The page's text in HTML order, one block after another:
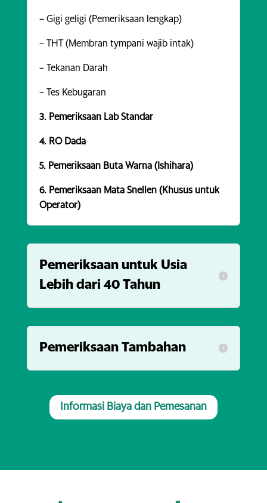
– Gigi geligi (Pemeriksaan lengkap)
– THT (Membran tympani wajib intak)
– Tekanan Darah
– Tes Kebugaran
3. Pemeriksaan Lab Standar
4. RO Dada
5. Pemeriksaan Buta Warna (Ishihara)
6. Pemeriksaan Mata Snellen (Khusus untuk
Operator)
Pemeriksaan untuk Usia
Lebih dari 40 Tahun
Pemeriksaan Tambahan
Informasi Biaya dan Pemesanan